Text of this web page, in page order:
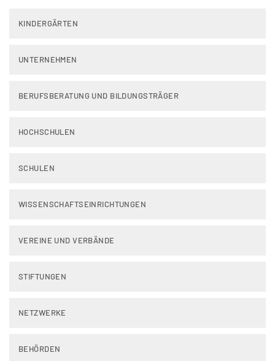
KINDERGÄRTEN
UNTERNEHMEN
BERUFSBERATUNG UND BILDUNGSTRÄGER
HOCHSCHULEN
SCHULEN
WISSENSCHAFTSEINRICHTUNGEN
VEREINE UND VERBÄNDE
STIFTUNGEN
NETZWERKE
BEHÖRDEN